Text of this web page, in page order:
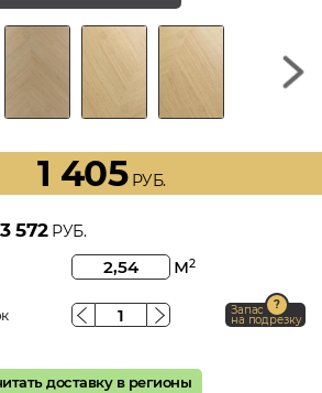
1 405РУБ.
3 572РУБ.
м2
Запас
на подрезку
доставку в регионы